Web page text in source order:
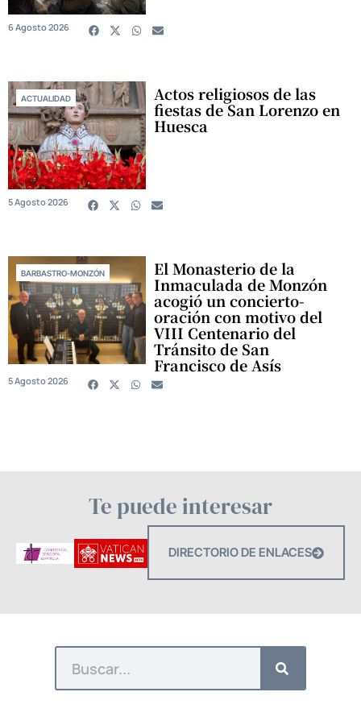
6 Agosto 2026
ACTUALIDAD Actos religiosos de las
fiestas de San Lorenzo en
Huesca
5 Agosto 2026
BARBASTRO-MONZÓN El Monasterio de la
Inmaculada de Monzón
acogió un concierto-
oración con motivo del
VIII Centenario del
Tránsito de San
Francisco de Asís
5 Agosto 2026
Te puede interesar
DIRECTORIO DE ENLACES